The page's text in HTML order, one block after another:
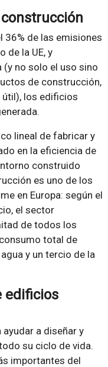
36% de las emisiones
de la UE, y
no solo el uso sino
de construcción,
útil), los edificios
lineal de fabricar y
en la eficiencia de
construido
es uno de los
en Europa: según el
el sector
de todos los
total de
y un tercio de la
edificios
a diseñar y
su ciclo de vida.
importantes del